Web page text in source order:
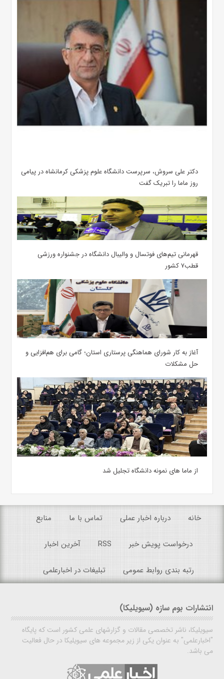
دکتر علی سروش، سرپرست دانشگاه علوم پزشکی کرمانشاه در پیامی
روز ماما را تبریک گفت
قهرمانی تیم‌های فوتسال و والیبال دانشگاه در جشنواره ورزشی
قطب۷ کشور
آغاز به کار شورای هماهنگی پرستاری استان؛ گامی برای هم‌افزایی و
حل مشکلات
از ماما های نمونه دانشگاه تجلیل شد
خانه درباره اخبار عملی تماس با ما منابع
درخواست پویش خبر RSS آخرین اخبار
رتبه بندی روابط عمومی تبلیغات در اخبارعلمی
انتشارات بوم سازه (سیویلیکا)
سیویلیکا، ناشر تخصصی مقالات و گزارشهای علمی کشور است که پایگاه
"اخبارعلمی" به عنوان یکی از زیر مجموعه های سیویلیکا در حال فعالیت
می باشد.